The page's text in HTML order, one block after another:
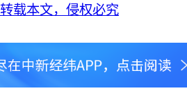
载本文，侵权必究